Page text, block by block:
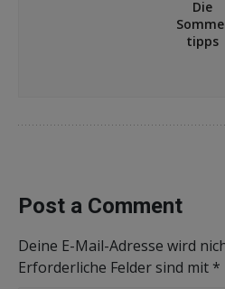
Die
tipps
Post a Comment
Deine E-Mail-Adresse wird
Erforderliche Felder sind mit *